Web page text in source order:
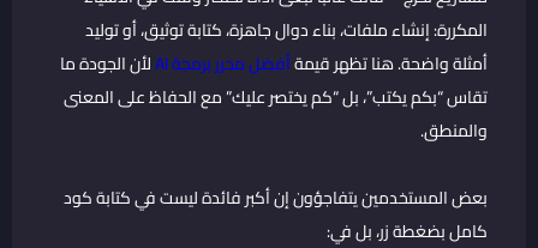
المكررة: إنشاء ملفات، بناء دوال جاهزة، كتابة توثيق، أو توليد
أمثلة واضحة. هنا تظهر قيمةأفضل محرر برمجة AI
لأن الجودة ما
تقاس “بكم يكتب”، بل “كم يختصر عليك” مع الحفاظ على المعنى
والمنطق.
بعض المستخدمين يتفاجؤون إن أكبر فائدة ليست في كتابة كود
كامل بضغطة زر، بل في: